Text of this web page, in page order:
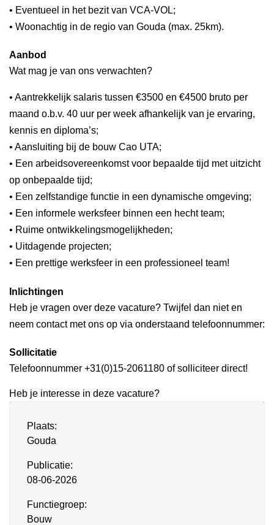
• Eventueel in het bezit van VCA-VOL;
• Woonachtig in de regio van Gouda (max. 25km).
Aanbod
Wat mag je van ons verwachten?
• Aantrekkelijk salaris tussen €3500 en €4500 bruto per
maand o.b.v. 40 uur per week afhankelijk van je ervaring,
kennis en diploma’s;
• Aansluiting bij de bouw Cao UTA;
• Een arbeidsovereenkomst voor bepaalde tijd met uitzicht
op onbepaalde tijd;
• Een zelfstandige functie in een dynamische omgeving;
• Een informele werksfeer binnen een hecht team;
• Ruime ontwikkelingsmogelijkheden;
• Uitdagende projecten;
• Een prettige werksfeer in een professioneel team!
Inlichtingen
Heb je vragen over deze vacature? Twijfel dan niet en
neem contact met ons op via onderstaand telefoonnummer:
Sollicitatie
Telefoonnummer +31(0)15-2061180 of solliciteer direct!
Heb je interesse in deze vacature?
Plaats:
Gouda
Publicatie:
08-06-2026
Functiegroep:
Bouw